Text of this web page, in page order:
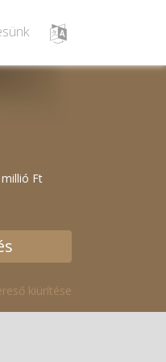
millió Ft
kiürítése